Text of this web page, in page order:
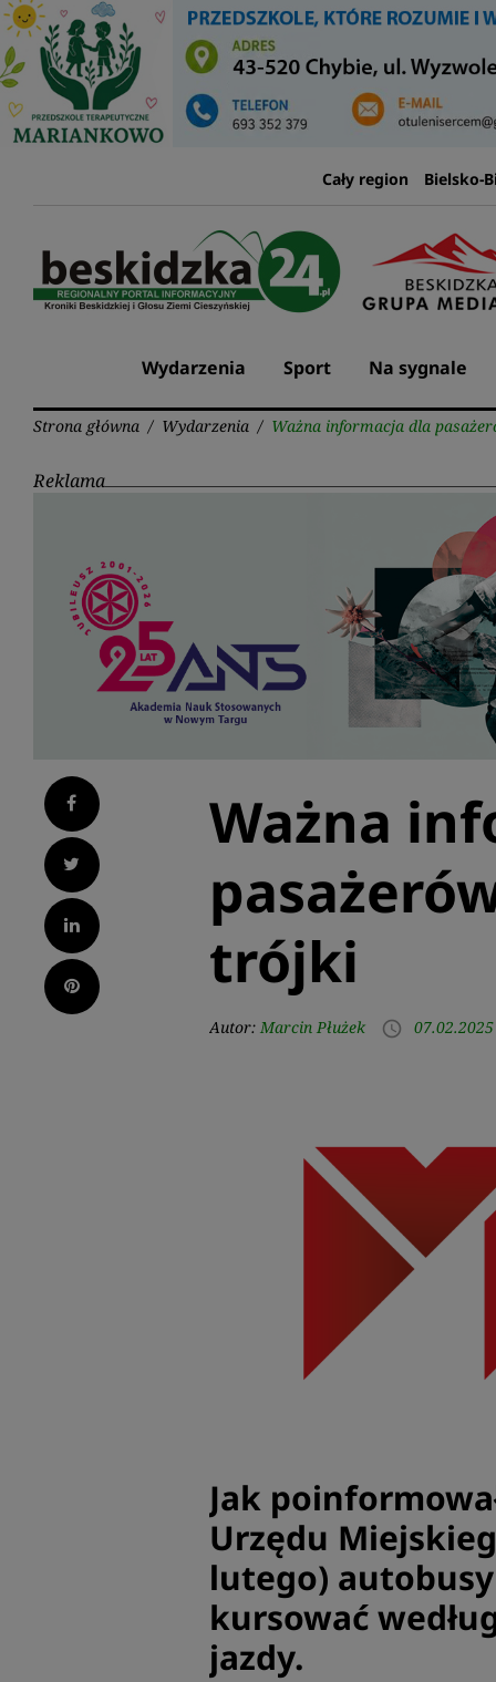
Przejdź
do
treści
Cały region Bielsko-
Wydarzenia Sport Na sygnale
Strona główna / Wydarzenia / Ważna informacja dla
Reklama
Facebook
Twitter
LinkedIn
Pinterest
Ważna
trójki
Autor: Marcin Płużek access_time
Jak
Urzędu
lutego)
kursować
jazdy.